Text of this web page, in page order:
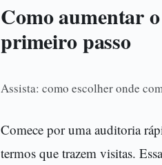
Como aumentar
primeiro passo
Assista: como escolher onde
Comece por uma auditoria
termos que trazem visitas.